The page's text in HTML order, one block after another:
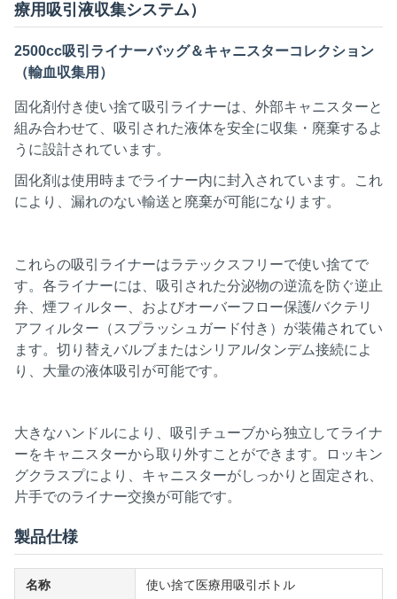
療用吸引液収集システム）
2500cc吸引ライナーバッグ＆キャニスターコレクション
（輸血収集用）
固化剤付き使い捨て吸引ライナーは、外部キャニスターと
組み合わせて、吸引された液体を安全に収集・廃棄するよ
うに設計されています。
固化剤は使用時までライナー内に封入されています。これ
により、漏れのない輸送と廃棄が可能になります。
これらの吸引ライナーはラテックスフリーで使い捨てで
す。各ライナーには、吸引された分泌物の逆流を防ぐ逆止
弁、煙フィルター、およびオーバーフロー保護/バクテリ
アフィルター（スプラッシュガード付き）が装備されてい
ます。切り替えバルブまたはシリアル/タンデム接続によ
り、大量の液体吸引が可能です。
大きなハンドルにより、吸引チューブから独立してライナ
ーをキャニスターから取り外すことができます。ロッキン
グクラスプにより、キャニスターがしっかりと固定され、
片手でのライナー交換が可能です。
製品仕様
名称 使い捨て医療用吸引ボトル